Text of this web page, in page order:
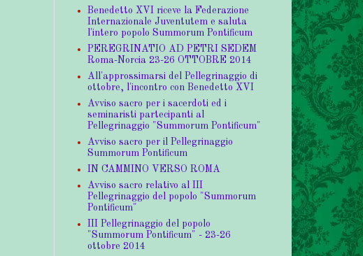
Benedetto XVI riceve la Federazione
Internazionale Juventutem e saluta
l'intero popolo Summorum Pontificum
PEREGRINATIO AD PETRI SEDEM
Roma-Norcia 23-26 OTTOBRE 2014
All'approssimarsi del Pellegrinaggio di
ottobre, l'incontro con Benedetto XVI
Avviso sacro per i sacerdoti ed i
seminaristi partecipanti al
Pellegrinaggio "Summorum Pontificum"
Avviso sacro per il Pellegrinaggio
Summorum Pontificum
IN CAMMINO VERSO ROMA
Avviso sacro relativo al III
Pellegrinaggio del popolo "Summorum
Pontificum"
III Pellegrinaggio del popolo
"Summorum Pontificum" - 23-26
ottobre 2014